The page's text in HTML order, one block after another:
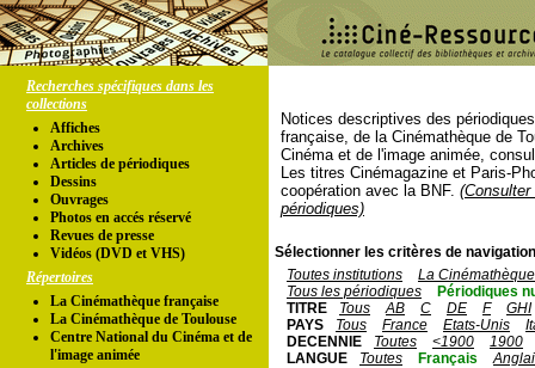
Recherches spécifiques dans les
collections
Affiches
Archives
Articles de périodiques
Dessins
Ouvrages
Photos en accés réservé
Revues de presse
Vidéos (DVD et VHS)
Répertoires
La Cinémathèque française
La Cinémathèque de Toulouse
Centre National du Cinéma et de
l'image animée
Notices descriptives des
française, de la Cinémathèque de
Cinéma et de l'image animée,
Les titres Cinémagazine et Paris-
coopération avec la BNF.
périodiques)
Sélectionner les critères de
Toutes institutions
La
Tous les périodiques
Périodiques
TITRE
Tous AB C DE F
GHI
PAYS
Tous France Etats-Unis
DECENNIE
Toutes <1900
1900
LANGUE
Toutes Français